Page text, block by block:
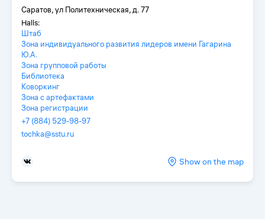
Саратов, ул Политехническая, д. 77
Halls:
Штаб
Зона индивидуального развития лидеров имени Гагарина
Ю.А.
Зона групповой работы
Библиотека
Коворкинг
Зона с артефактами
Зона регистрации
+7 (884) 529-98-97
tochka@sstu.ru
Show on the map